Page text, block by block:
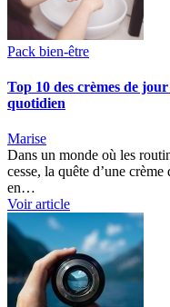
Pack bien-être
Top 10 des crèmes de
quotidien
Marise
Dans un monde où les
cesse, la quête d’une
en…
Voir article